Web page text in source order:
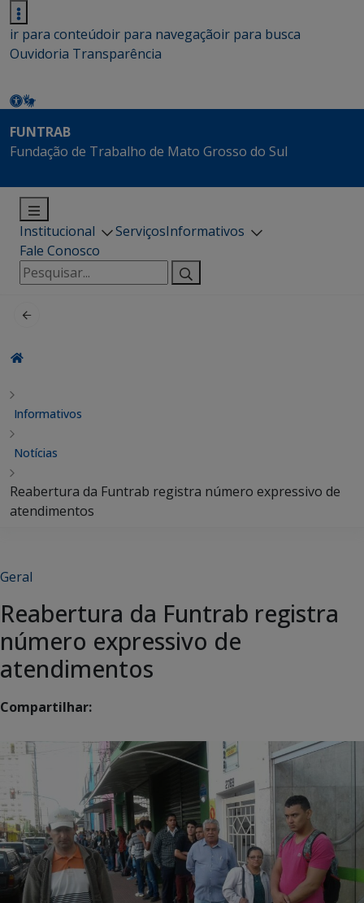
ir para conteúdoir para navegaçãoir para busca
Ouvidoria Transparência
FUNTRAB
Fundação de Trabalho de Mato Grosso do Sul
Institucional ServiçosInformativos
Fale Conosco
Pesquisar
por:
Informativos
Notícias
Reabertura da Funtrab registra número expressivo de
atendimentos
Geral
Reabertura da Funtrab registra
número expressivo de
atendimentos
Compartilhar: